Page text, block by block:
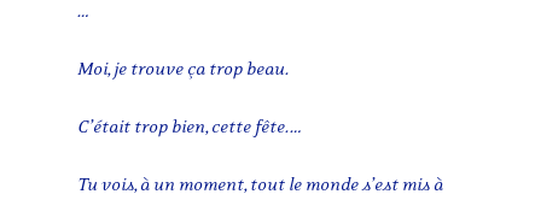
…
Moi, je trouve ça trop beau.
C’était trop bien, cette fête.…
Tu vois, à un moment, tout le monde s’est mis à